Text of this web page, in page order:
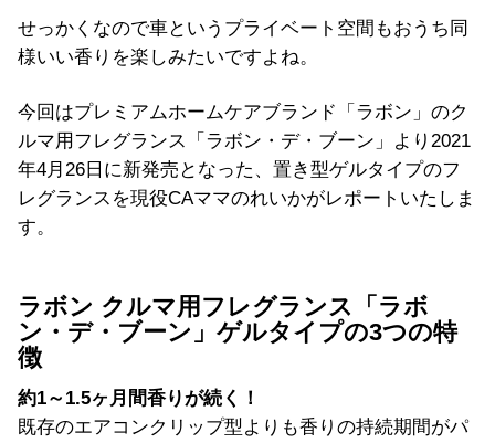
せっかくなので車というプライベート空間もおうち同
様いい香りを楽しみたいですよね。
今回はプレミアムホームケアブランド「ラボン」のク
ルマ用フレグランス「ラボン・デ・ブーン」より2021
年4月26日に新発売となった、置き型ゲルタイプのフ
レグランスを現役CAママのれいかがレポートいたしま
す。
ラボン クルマ用フレグランス「ラボ
ン・デ・ブーン」ゲルタイプの3つの特
徴
約1～1.5ヶ月間香りが続く！
既存のエアコンクリップ型よりも香りの持続期間がパ